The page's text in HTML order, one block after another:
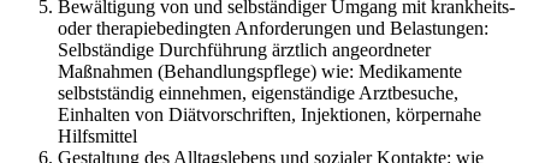
Bewältigung von und selbständiger Umgang mit krankheits-
oder therapiebedingten Anforderungen und Belastungen:
Selbständige Durchführung ärztlich angeordneter
Maßnahmen (Behandlungspflege) wie: Medikamente
selbstständig einnehmen, eigenständige Arztbesuche,
Einhalten von Diätvorschriften, Injektionen, körpernahe
Hilfsmittel
Gestaltung des Alltagslebens und sozialer Kontakte: wie